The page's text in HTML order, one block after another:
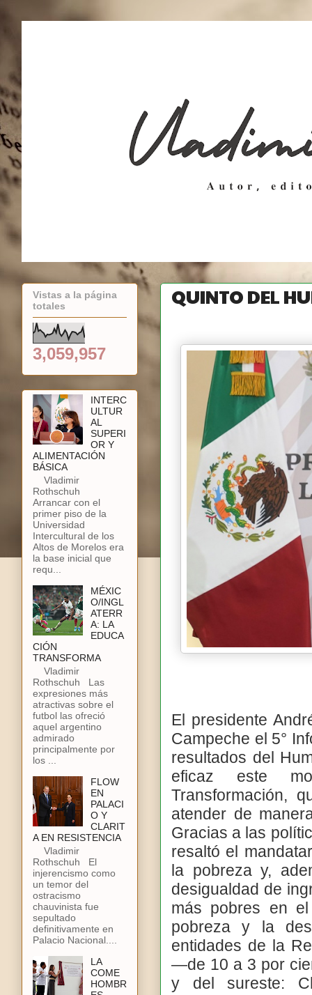
QUINTO DEL
El presidente
Campeche el 5°
resultados del
eficaz este
Transformación,
atender de
Gracias a las
resaltó el
la pobreza y,
desigualdad de
más pobres en
pobreza y la
entidades de la
—de 10 a 3 por
y del sureste:
Vistas a la página
totales
3,059,957
INTERC
ULTUR
AL
SUPERI
OR Y
ALIMENTACIÓN
BÁSICA
Vladimir
Rothschuh
Arrancar con el
primer piso de la
Universidad
Intercultural de los
Altos de Morelos era
la base inicial que
requ...
MÉXIC
O/INGL
ATERR
A: LA
EDUCA
CIÓN
TRANSFORMA
Vladimir
Rothschuh Las
expresiones más
atractivas sobre el
futbol las ofreció
aquel argentino
admirado
principalmente por
los ...
FLOW
EN
PALACI
O Y
CLARIT
A EN RESISTENCIA
Vladimir
Rothschuh El
injerencismo como
un temor del
ostracismo
chauvinista fue
sepultado
definitivamente en
Palacio Nacional....
LA
COME
HOMBR